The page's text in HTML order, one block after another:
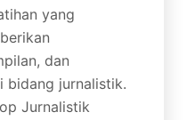
yang
dan
bidang jurnalistik.
Jurnalistik